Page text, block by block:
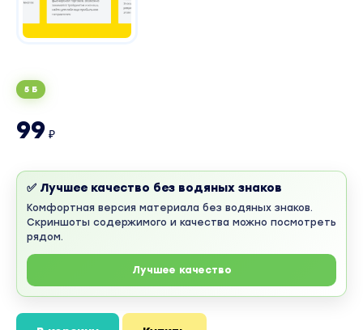
5 Б
99 ₽
✅ Лучшее качество без водяных знаков
Комфортная версия материала без водяных знаков.
Скриншоты содержимого и качества можно посмотреть
рядом.
Лучшее качество